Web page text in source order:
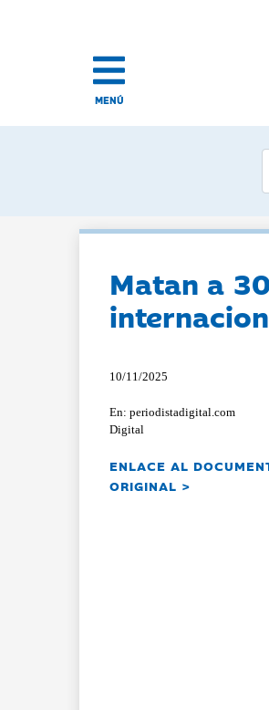
MENÚ
Matan a
10/11/2025
En: periodistadigital.com
Digital
ENLACE AL
ORIGINAL >